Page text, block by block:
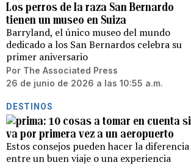
Los perros de la raza San Bernardo
tienen un museo en Suiza
Barryland, el único museo del mundo
dedicado a los San Bernardos celebra su
primer aniversario
Por The Associated Press
26 de junio de 2026 a las 10:55 a.m.
DESTINOS
10 cosas a tomar en cuenta si
va por primera vez a un aeropuerto
Estos consejos pueden hacer la diferencia
entre un buen viaje o una experiencia